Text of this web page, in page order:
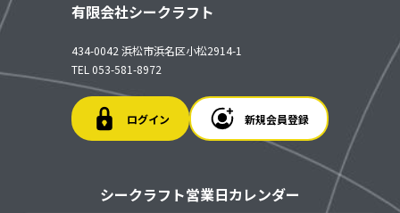
有限会社シークラフト
434-0042 浜松市浜名区小松2914-1
TEL 053-581-8972
ログイン 新規会員登録
シークラフト営業日カレンダー